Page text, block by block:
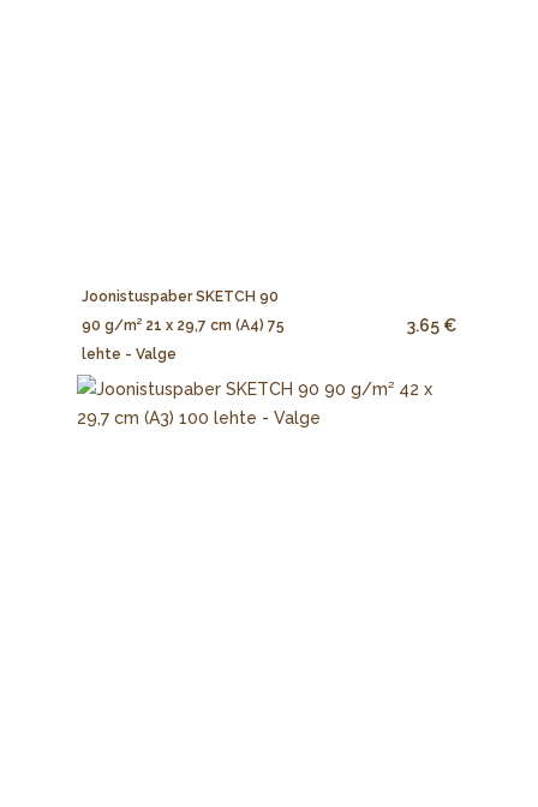
Joonistuspaber SKETCH 90
90 g/m² 21 x 29,7 cm (A4) 75
lehte - Valge
3.65 €